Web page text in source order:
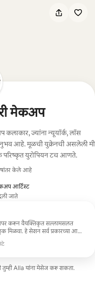
मेकअप
कलाकार, ज्यांना न्यूयॉर्क, लॉस
आहे. मूळची युक्रेनची असलेली मी
युरोपियन टच आणते.
केले आहे
आर्टिस्ट
जाते
करून वैयक्तिकृत सल्लामसलत
हे सेशन सर्व प्रकारच्या आणि
तुम्ही Alla यांना मेसेज करू शकता.